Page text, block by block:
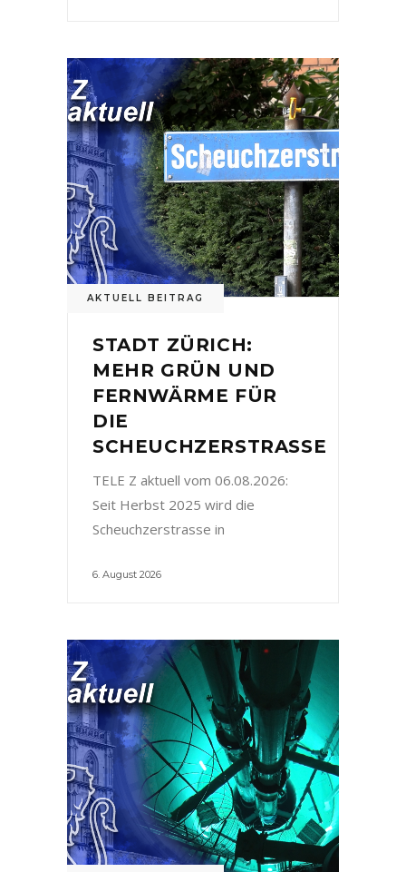
AKTUELL BEITRAG
STADT ZÜRICH:
MEHR GRÜN UND
FERNWÄRME FÜR
DIE
SCHEUCHZERSTRASSE
TELE Z aktuell vom 06.08.2026:
Seit Herbst 2025 wird die
Scheuchzerstrasse in
6. August 2026